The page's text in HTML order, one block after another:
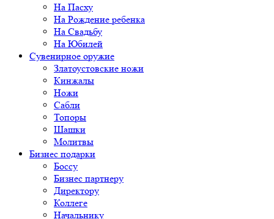
На Пасху
На Рождение ребенка
На Свадьбу
На Юбилей
Сувенирное оружие
Златоустовские ножи
Кинжалы
Ножи
Сабли
Топоры
Шашки
Молитвы
Бизнес подарки
Боссу
Бизнес партнеру
Директору
Коллеге
Начальнику